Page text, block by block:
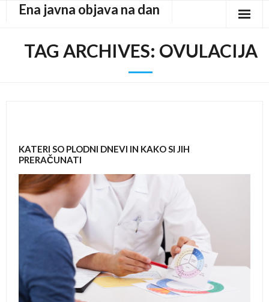
Ena javna objava na dan
TAG ARCHIVES: OVULACIJA
KATERI SO PLODNI DNEVI IN KAKO SI JIH
PRERAČUNATI